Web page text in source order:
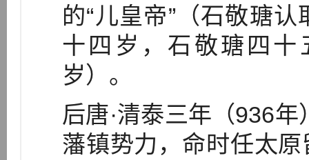
的“儿皇帝”（石敬瑭
十四岁，石敬瑭四
岁）。
后唐·清泰三年（936
藩镇势力，命时任太